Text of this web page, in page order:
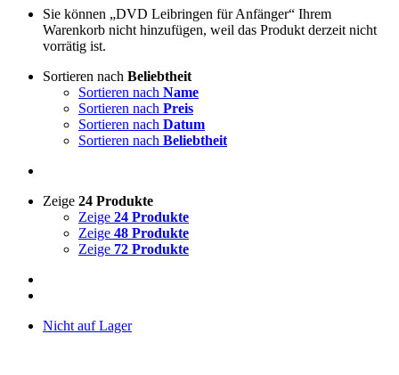
Sie können „DVD Leibringen für Anfänger“ Ihrem
Warenkorb nicht hinzufügen, weil das Produkt derzeit nicht
vorrätig ist.
Sortieren nach Beliebtheit
Sortieren nach Name
Sortieren nach Preis
Sortieren nach Datum
Sortieren nach Beliebtheit
Zeige 24 Produkte
Zeige 24 Produkte
Zeige 48 Produkte
Zeige 72 Produkte
Nicht auf Lager